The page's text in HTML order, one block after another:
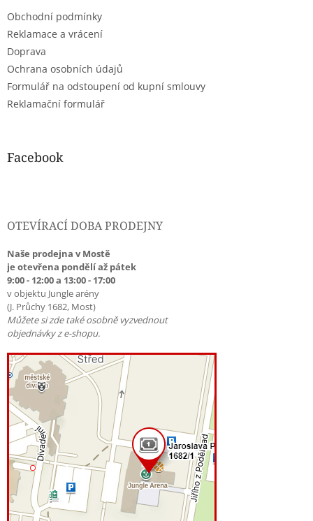
Obchodní podmínky
Reklamace a vrácení
Doprava
Ochrana osobních údajů
Formulář na odstoupení od kupní smlouvy
Reklamační formulář
Facebook
OTEVÍRACÍ DOBA PRODEJNY
Naše prodejna v Mostě
je otevřena pondělí až pátek
9:00 - 12:00 a 13:00 - 17:00
v objektu Jungle arény
(J. Průchy 1682, Most)
Můžete si zde také osobně vyzvednout
objednávky z e-shopu.